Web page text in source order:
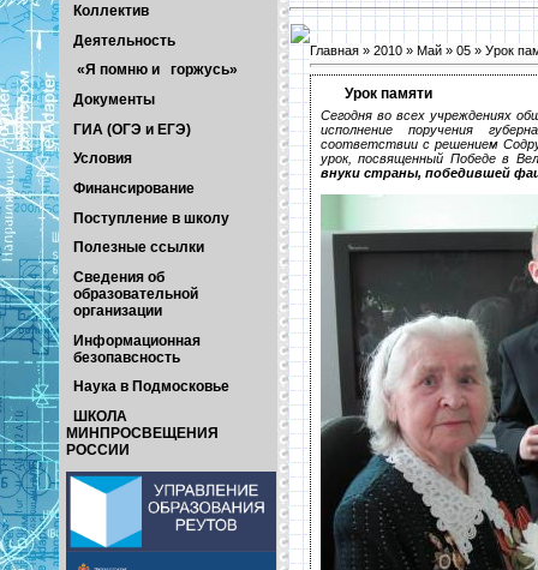
Коллектив
Деятельность
«Я помню и горжусь»
Документы
ГИА (ОГЭ и ЕГЭ)
Условия
Финансирование
Поступление в школу
Полезные ссылки
Сведения об
образовательной
организации
Информационная
безопавсность
Наука в Подмосковье
ШКОЛА
МИНПРОСВЕЩЕНИЯ
РОССИИ
Главная » 2010 » Май » 05 » Урок
Урок памяти
Сегодня во всех учреждениях
исполнение поручения
соответствии с решением
урок, посвященный Победе в
внуки страны, победившей